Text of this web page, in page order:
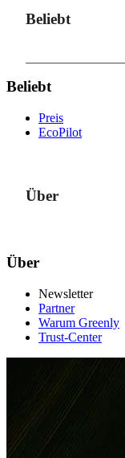
Beliebt
Beliebt
Preis
EcoPilot
Über
Über
Newsletter
Partner
Warum Greenly
Trust-Center